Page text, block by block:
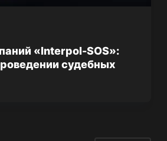
«Interpol-SOS»:
судебных